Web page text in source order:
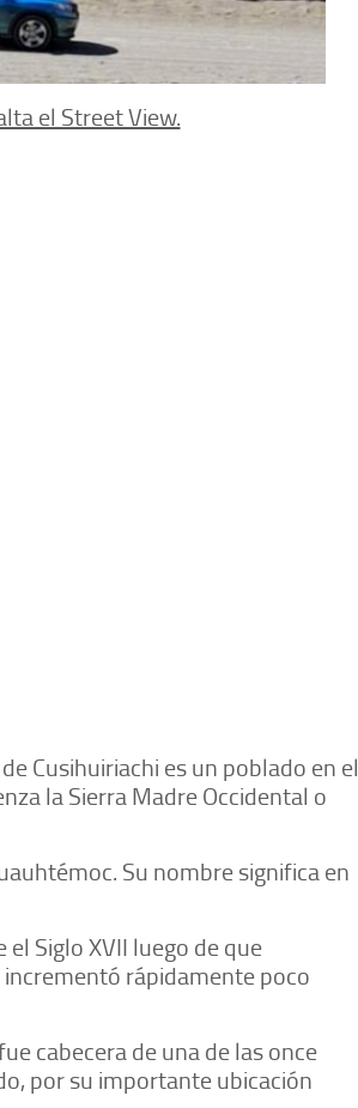
el Street View.
Cusihuiriachi es un poblado en el
la Sierra Madre Occidental o
Su nombre significa en
Siglo XVII luego de que
rápidamente poco
cabecera de una de las once
por su importante ubicación